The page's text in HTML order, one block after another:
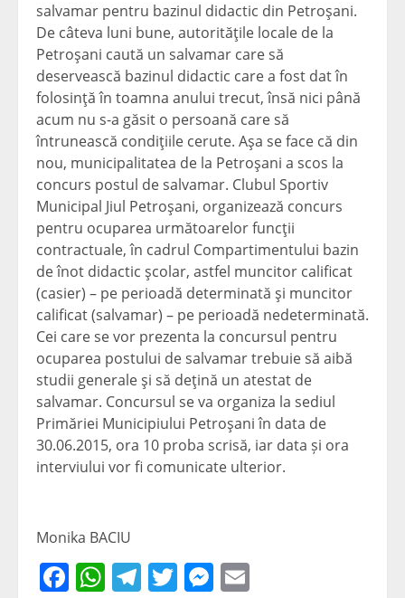
salvamar pentru bazinul didactic din Petroşani.
De câteva luni bune, autorităţile locale de la
Petroşani caută un salvamar care să
deservească bazinul didactic care a fost dat în
folosinţă în toamna anului trecut, însă nici până
acum nu s-a găsit o persoană care să
întrunească condiţiile cerute. Aşa se face că din
nou, municipalitatea de la Petroşani a scos la
concurs postul de salvamar. Clubul Sportiv
Municipal Jiul Petroşani, organizează concurs
pentru ocuparea următoarelor funcţii
contractuale, în cadrul Compartimentului bazin
de înot didactic şcolar, astfel muncitor calificat
(casier) – pe perioadă determinată şi muncitor
calificat (salvamar) – pe perioadă nedeterminată.
Cei care se vor prezenta la concursul pentru
ocuparea postului de salvamar trebuie să aibă
studii generale şi să deţină un atestat de
salvamar. Concursul se va organiza la sediul
Primăriei Municipiului Petroşani în data de
30.06.2015, ora 10 proba scrisă, iar data și ora
interviului vor fi comunicate ulterior.
Monika BACIU
Facebook
WhatsApp
Telegram
TwitterMessenger